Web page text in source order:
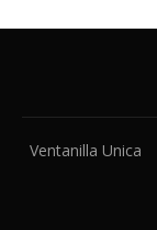
Ventanilla Unica